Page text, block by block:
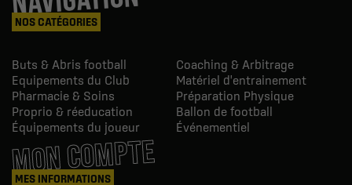
NOS CATÉGORIES
Buts & Abris football
Coaching & Arbitrage
Equipements du Club
Matériel d'entrainement
Pharmacie & Soins
Préparation Physique
Proprio & réeducation
Ballon de football
Équipements du joueur
Événementiel
MON COMPTE
MES INFORMATIONS